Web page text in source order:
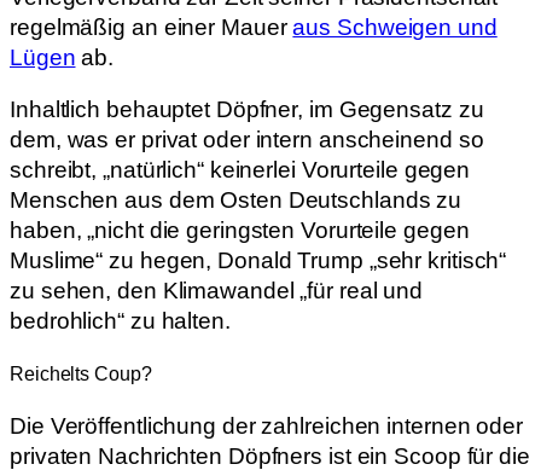
regelmäßig an einer Maueraus Schweigen und
Lügen ab.
Inhaltlich behauptet Döpfner, im Gegensatz zu
dem, was er privat oder intern anscheinend so
schreibt, „natürlich“ keinerlei Vorurteile gegen
Menschen aus dem Osten Deutschlands zu
haben, „nicht die geringsten Vorurteile gegen
Muslime“ zu hegen, Donald Trump „sehr kritisch“
zu sehen, den Klimawandel „für real und
bedrohlich“ zu halten.
Reichelts Coup?
Die Veröffentlichung der zahlreichen internen oder
privaten Nachrichten Döpfners ist ein Scoop für die